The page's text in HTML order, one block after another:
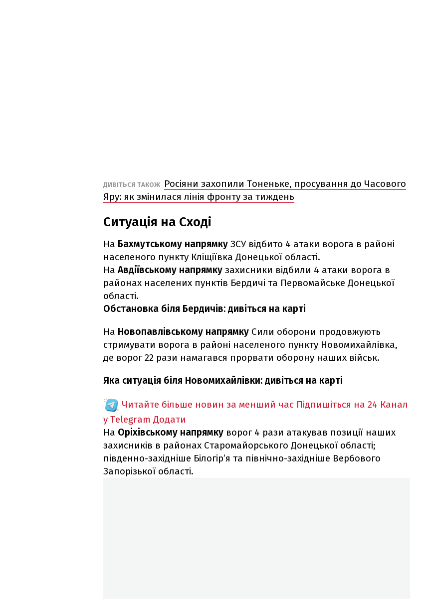
ДИВІТЬСЯ ТАКОЖ
Росіяни захопили Тоненьке, просування до Часового
Яру: як змінилася лінія фронту за тиждень
Ситуація на Сході
На Бахмутському напрямку ЗСУ відбито 4 атаки ворога в районі
населеного пункту Кліщіївка Донецької області.
На Авдіївському напрямку захисники відбили 4 атаки ворога в
районах населених пунктів Бердичі та Первомайське Донецької
області.
Обстановка біля Бердичів: дивіться на карті
На Новопавлівському напрямку Сили оборони продовжують
стримувати ворога в районі населеного пункту Новомихайлівка,
де ворог 22 рази намагався прорвати оборону наших військ.
Яка ситуація біля Новомихайлівки: дивіться на карті
Читайте більше новин за менший час Підпишіться на 24 Канал
у Telegram Додати
На Оріхівському напрямку ворог 4 рази атакував позиції наших
захисників в районах Старомайорського Донецької області;
південно-західніше Білогір’я та північно-західніше Вербового
Запорізької області.